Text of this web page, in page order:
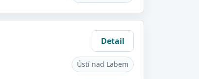
Detail
Ústí nad Labem